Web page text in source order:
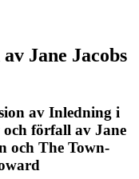
Jane Jacobs
av Inledning i
och förfall av Jane
och The Town-